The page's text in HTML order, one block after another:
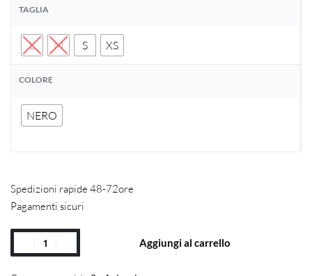
TAGLIA
L M S XS
COLORE
NERO
Spedizioni rapide 48-72ore
Pagamenti sicuri
Aggiungi al carrello